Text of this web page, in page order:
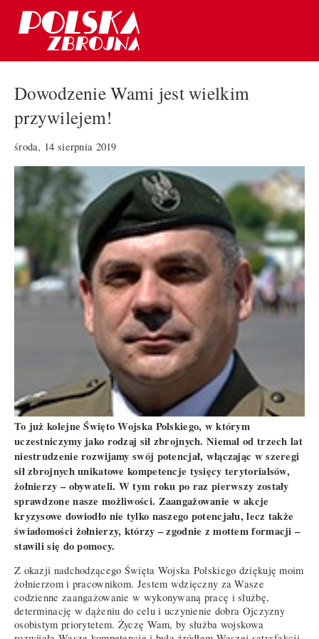
Dowodzenie Wami jest wielkim
przywilejem!
środa, 14 sierpnia 2019
To już kolejne Święto Wojska Polskiego, w którym
uczestniczymy jako rodzaj sił zbrojnych. Niemal od trzech lat
niestrudzenie rozwijamy swój potencjał, włączając w szeregi
sił zbrojnych unikatowe kompetencje tysięcy terytorialsów,
żołnierzy – obywateli. W tym roku po raz pierwszy zostały
sprawdzone nasze możliwości. Zaangażowanie w akcje
kryzysowe dowiodło nie tylko naszego potencjału, lecz także
świadomości żołnierzy, którzy – zgodnie z mottem formacji –
stawili się do pomocy.
Z okazji nadchodzącego Święta Wojska Polskiego dziękuję moim
żołnierzom i pracownikom. Jestem wdzięczny za Wasze
codzienne zaangażowanie w wykonywaną pracę i służbę,
determinację w dążeniu do celu i uczynienie dobra Ojczyzny
osobistym priorytetem. Życzę Wam, by służba wojskowa